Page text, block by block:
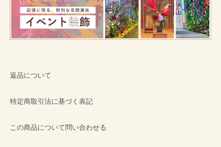
返品について
特定商取引法に基づく表記
この商品について問い合わせる